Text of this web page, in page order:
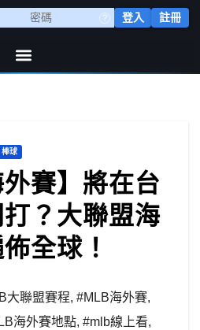
登入 註冊
棒球
外賽】將在台
？大聯盟海
全球！
大聯盟賽程, #MLB海外賽,
海外賽地點, #mlb線上看,